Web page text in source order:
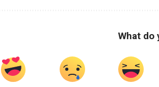
What do